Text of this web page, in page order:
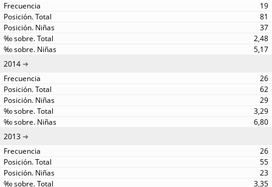
19
81
37
2,48
5,17
2014
26
62
29
3,29
6,80
2013
26
55
23
3,35